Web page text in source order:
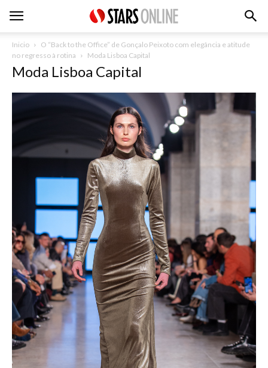
Inicio
O “Back to the Office” de Gonçalo Peixoto com elegância e atitude
no regresso à rotina
Moda Lisboa Capital
Moda Lisboa Capital